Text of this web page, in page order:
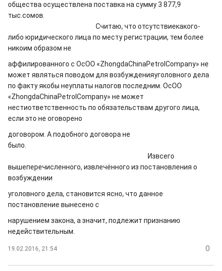
общества осуществлена поставка на сумму 3 877,9
тыс.сомов.
Считаю, что отсутствиекакого-
либо юридического лица по месту регистрации, тем более
никоим образом не
аффилированного с ОсОО «ZhongdaChinaPetrolCompany» не
может являться поводом для возбужденияуголовного дела
по факту якобы неуплаты налогов последним. ОсОО
«ZhongdaChinaPetrolCompany» не может
нестиответственность по обязательствам другого лица,
если это не оговорено
договором. А подобного договора не
было.
Извсего
вышеперечисленного, извлечённого из постановления о
возбуждении
уголовного дела, становится ясно, что данное
постановление вынесено с
нарушением закона, а значит, подлежит признанию
недействительным.
19.02.2016, 21:54 0